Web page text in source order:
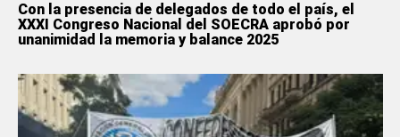
Con la presencia de delegados de todo el país, el
XXXI Congreso Nacional del SOECRA aprobó por
unanimidad la memoria y balance 2025